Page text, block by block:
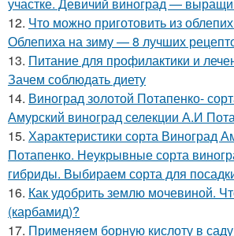
участке. Девичий виноград —
12. Что можно приготовить из
Облепиха на зиму — 8 лучших
13. Питание для профилактики и
Зачем соблюдать диету
14. Виноград золотой Потапенко-
Амурский виноград селекции А.И
15. Характеристики сорта Виноград
Потапенко. Неукрывные сорта
гибриды. Выбираем сорта для
16. Как удобрить землю мочевиной.
(карбамид)?
17. Применяем борную кислоту в